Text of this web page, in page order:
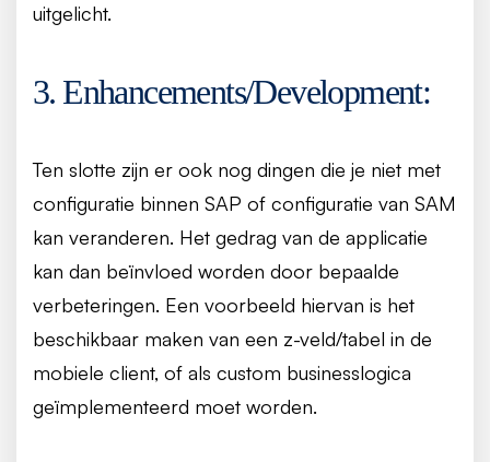
uitgelicht.
3. Enhancements/Development:
Ten slotte zijn er ook nog dingen die je niet met
configuratie binnen SAP of configuratie van SAM
kan veranderen. Het gedrag van de applicatie
kan dan beïnvloed worden door bepaalde
verbeteringen. Een voorbeeld hiervan is het
beschikbaar maken van een z-veld/tabel in de
mobiele client, of als custom businesslogica
geïmplementeerd moet worden.